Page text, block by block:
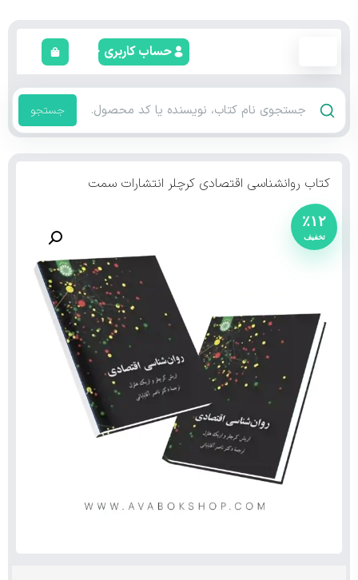
حساب کاربری
جستجو
کتاب روانشناسی اقتصادی کرچلر انتشارات سمت
٪۱۲